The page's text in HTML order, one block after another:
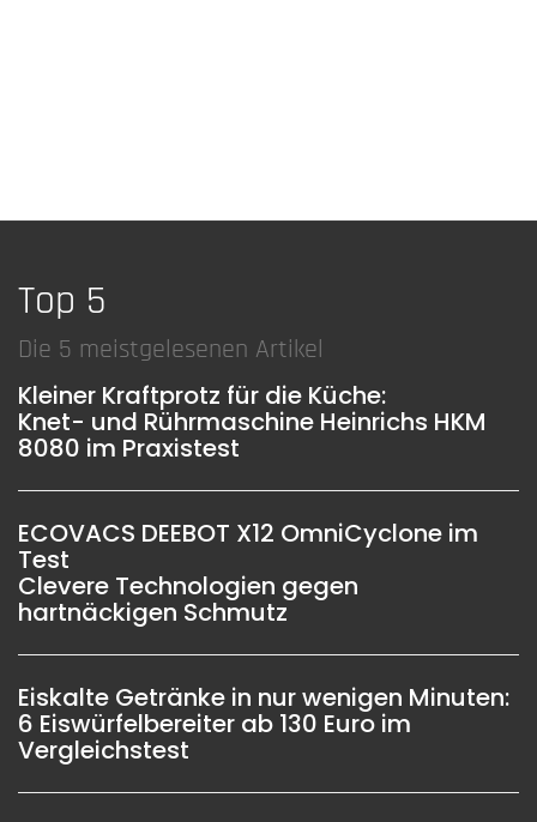
Top 5
Die 5 meistgelesenen Artikel
Kleiner Kraftprotz für die Küche:
Knet- und Rührmaschine Heinrichs HKM
8080 im Praxistest
ECOVACS DEEBOT X12 OmniCyclone im
Test
Clevere Technologien gegen
hartnäckigen Schmutz
Eiskalte Getränke in nur wenigen Minuten:
6 Eiswürfelbereiter ab 130 Euro im
Vergleichstest